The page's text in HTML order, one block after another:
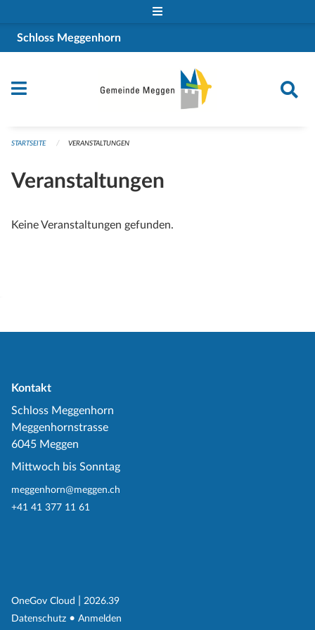
Schloss Meggenhorn
STARTSEITE VERANSTALTUNGEN
Veranstaltungen
Keine Veranstaltungen gefunden.
Kontakt
Schloss Meggenhorn
Meggenhornstrasse
6045 Meggen
Mittwoch bis Sonntag
meggenhorn@meggen.ch
+41 41 377 11 61
OneGov Cloud (External Link)
2026.39
Datenschutz (External Link)
Anmelden